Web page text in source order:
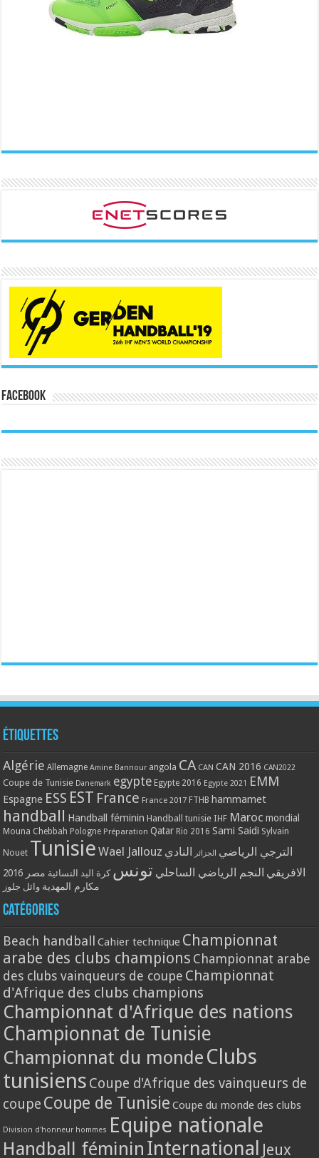
Facebook
Étiquettes
Algérie Allemagne Amine Bannour angola CA CAN CAN 2016 CAN2022
Coupe de Tunisie Danemark egypte Egypte 2016 Egypte 2021 EMM
Espagne ESS EST France France 2017 FTHB hammamet
handball Handball féminin Handball tunisie IHF Maroc mondial
Mouna Chebbah Pologne Préparation Qatar Rio 2016 Sami Saidi Sylvain
Nouet Tunisie Wael Jallouz الترجي الرياضي الجزائر النادي
الافريقي النجم الرياضي الساحلي تونس كرة اليد النسائية مصر 2016
مكارم المهدية وائل جلوز
Catégories
Beach handball Cahier technique Championnat
arabe des clubs champions Championnat arabe
des clubs vainqueurs de coupe Championnat
d'Afrique des clubs champions
Championnat d'Afrique des nations
Championnat de Tunisie
Championnat du monde Clubs
tunisiens Coupe d'Afrique des vainqueurs de
coupe Coupe de Tunisie Coupe du monde des clubs
Division d'honneur hommes Equipe nationale
Handball féminin International Jeux